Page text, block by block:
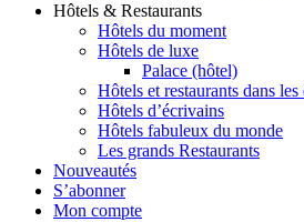
Hôtels & Restaurants
Hôtels du moment
Hôtels de luxe
Palace (hôtel)
Hôtels et restaurants dans les
Hôtels d’écrivains
Hôtels fabuleux du monde
Les grands Restaurants
Nouveautés
S’abonner
Mon compte